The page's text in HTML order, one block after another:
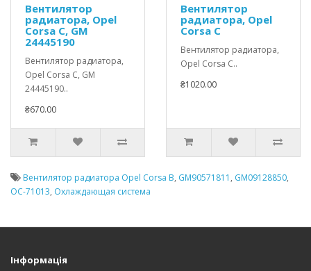
Вентилятор
радиатора, Opel
Corsa C, GM
24445190
Вентилятор радиатора,
Opel Corsa C, GM
24445190..
₴670.00
Вентилятор
радиатора, Opel
Corsa C
Вентилятор радиатора,
Opel Corsa C..
₴1020.00
Вентилятор радиатора Opel Corsa B, GM90571811 , GM09128850,
OC-71013, Охлаждающая система
Інформація